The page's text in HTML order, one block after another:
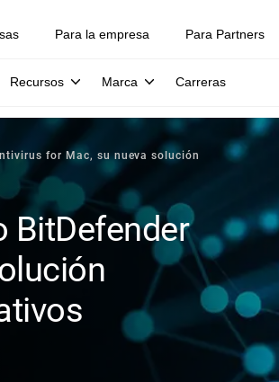
Para la empresa Para Partners
Recursos Marca Carreras
for Mac, su nueva solución
BitDefender